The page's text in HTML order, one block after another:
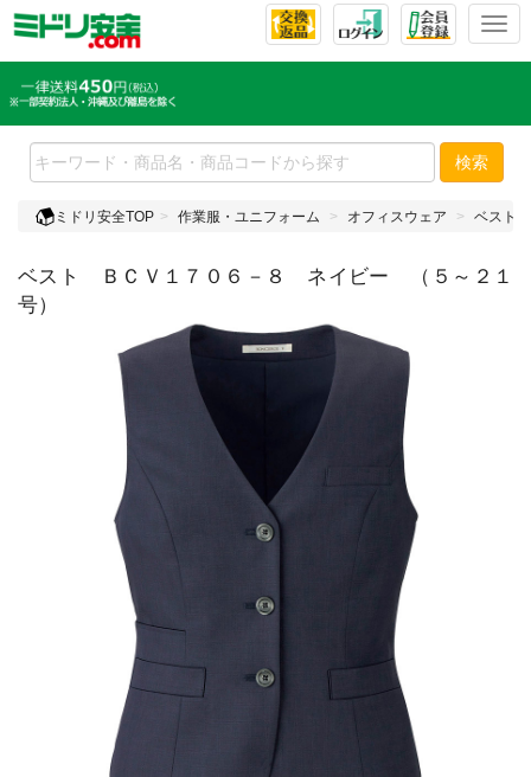
T
l
e
n
v
g
検索
ミドリ安全TOP 作業服・ユニフォーム オフィスウェア ベスト
ベスト ＢＣＶ１７０６－８ ネイビー （５～２１
号）